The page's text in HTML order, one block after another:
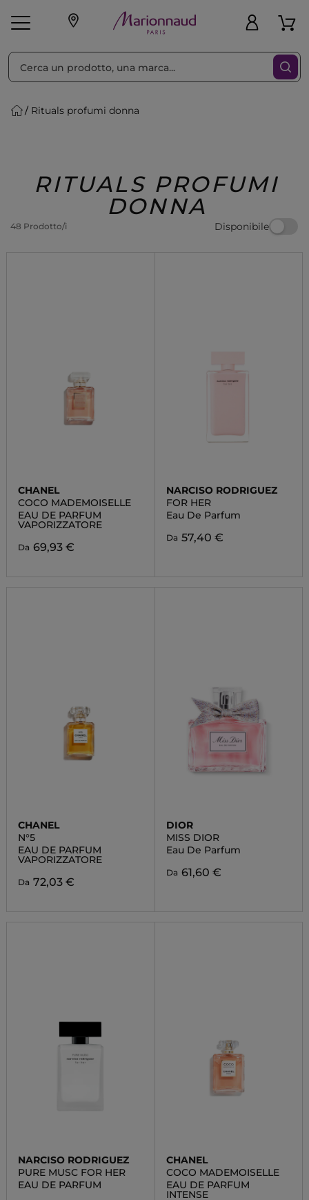
Make-up Profumi
Regalo
Rituals profumi donna
RITUALS PROFUMI
DONNA
48 Prodotto/i Disponibile
Ordina per Filtra
CHANEL
COCO MADEMOISELLE
EAU DE PARFUM
VAPORIZZATORE
Da 69,93 €
NARCISO RODRIGUEZ
FOR HER
Eau De Parfum
Da 57,40 €
CHANEL
N°5
EAU DE PARFUM
VAPORIZZATORE
Da 72,03 €
DIOR
MISS DIOR
Eau De Parfum
Da 61,60 €
NARCISO RODRIGUEZ
PURE MUSC FOR HER
EAU DE PARFUM
CHANEL
COCO MADEMOISELLE
EAU DE PARFUM
INTENSE